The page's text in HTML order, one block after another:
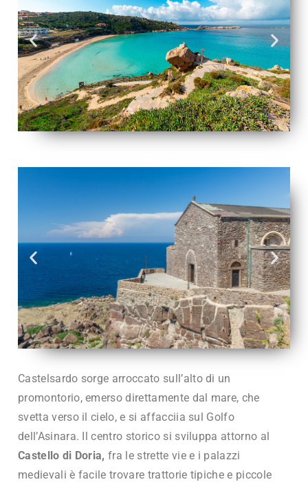
Castelsardo sorge arroccato sull’alto di un
promontorio, emerso direttamente dal mare, che
svetta verso il cielo, e si affacciia sul Golfo
dell’Asinara. Il centro storico si sviluppa attorno al
Castello di Doria, fra le strette vie e i palazzi
medievali è facile trovare trattorie tipiche e piccole